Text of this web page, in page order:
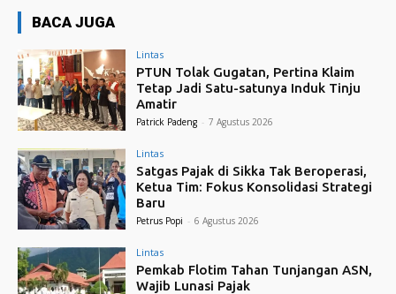
BACA JUGA
Lintas
PTUN Tolak Gugatan, Pertina Klaim
Tetap Jadi Satu-satunya Induk Tinju
Amatir
Patrick Padeng - 7 Agustus 2026
Lintas
Satgas Pajak di Sikka Tak Beroperasi,
Ketua Tim: Fokus Konsolidasi Strategi
Baru
Petrus Popi - 6 Agustus 2026
Lintas
Pemkab Flotim Tahan Tunjangan ASN,
Wajib Lunasi Pajak